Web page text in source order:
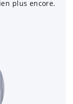
plus encore.